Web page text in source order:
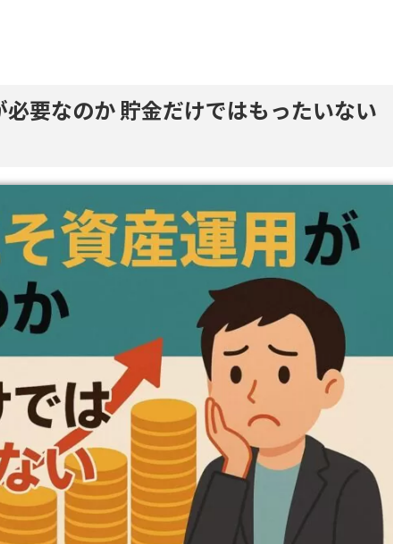
要なのか 貯金だけではもったいない